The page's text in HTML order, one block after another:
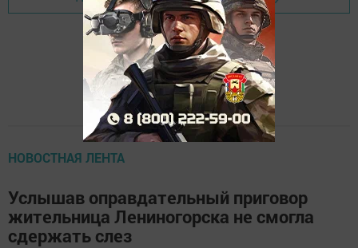
НОВОСТНАЯ ЛЕНТА
Услышав оправдательный приговор
жительница Лениногорска не смогла
сдержать слез